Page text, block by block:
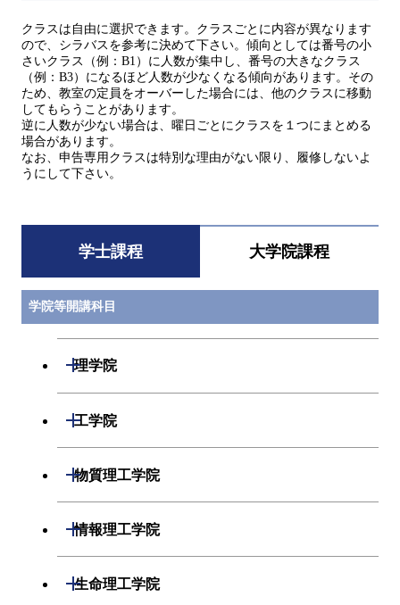
クラスは自由に選択できます。クラスごとに内容が異なります
ので、シラバスを参考に決めて下さい。傾向としては番号の小
さいクラス（例：B1）に人数が集中し、番号の大きなクラス
（例：B3）になるほど人数が少なくなる傾向があります。その
ため、教室の定員をオーバーした場合には、他のクラスに移動
してもらうことがあります。
逆に人数が少ない場合は、曜日ごとにクラスを１つにまとめる
場合があります。
なお、申告専用クラスは特別な理由がない限り、履修しないよ
うにして下さい。
学士課程 大学院課程
学院等開講科目
理学院
開閉
化学系
初年次専門科目
工学院
開閉
機械系
電気電子系
物質理工学院
開閉
材料系
情報理工学院
開閉
数理・計算科学系
生命理工学院
開閉